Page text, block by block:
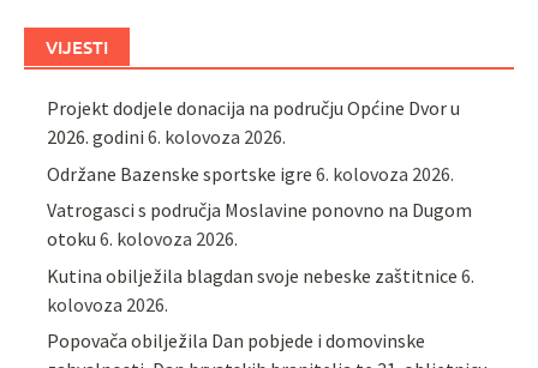
VIJESTI
Projekt dodjele donacija na području Općine Dvor u
2026. godini 6. kolovoza 2026.
Održane Bazenske sportske igre 6. kolovoza 2026.
Vatrogasci s područja Moslavine ponovno na Dugom
otoku 6. kolovoza 2026.
Kutina obilježila blagdan svoje nebeske zaštitnice 6.
kolovoza 2026.
Popovača obilježila Dan pobjede i domovinske